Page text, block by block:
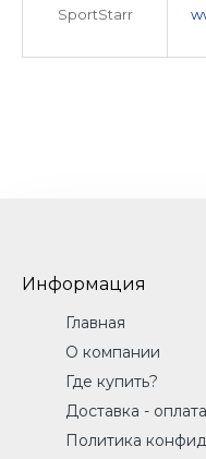
SportStarr
Информация
Главная
О компании
Где купить?
Доставка -
Политика